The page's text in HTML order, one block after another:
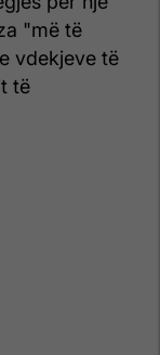
"më të
vdekjeve të
të